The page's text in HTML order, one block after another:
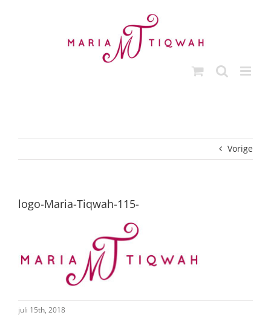
Vorige
logo-Maria-Tiqwah-115-
juli 15th, 2018